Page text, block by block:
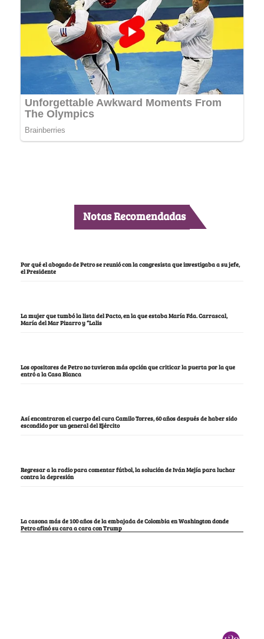
Notas Recomendadas
Por qué el abogado de Petro se reunió con la congresista que investigaba a su jefe,
el Presidente
La mujer que tumbó la lista del Pacto, en la que estaba María Fda. Carrascal,
María del Mar Pizarro y “Lalis
Los opositores de Petro no tuvieron más opción que criticar la puerta por la que
entró a la Casa Blanca
Así encontraron el cuerpo del cura Camilo Torres, 60 años después de haber sido
escondido por un general del Ejército
Regresar a la radio para comentar fútbol, la solución de Iván Mejía para luchar
contra la depresión
La casona más de 100 años de la embajada de Colombia en Washington donde
Petro afinó su cara a cara con Trump